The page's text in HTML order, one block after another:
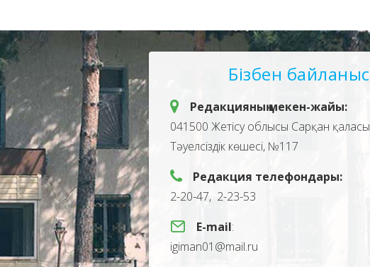
Бізбен байланыс
Редакцияның мекен-жайы:
041500 Жетісу облысы Сарқан қаласы
Тәуелсіздік көшесі, №117
Редакция телефондары:
2-20-47, 2-23-53
E-mail:
igiman01@mail.ru